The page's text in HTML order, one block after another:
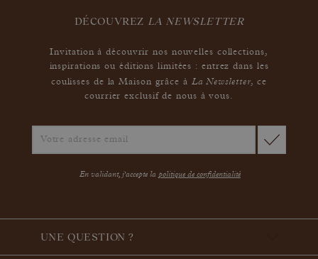
DÉCOUVREZ LA NEWSLETTER
Invitation à découvrir nos nouvelles collections,
inspirations ou éditions limitées : entrez dans les
coulisses de la Maison grâce à La Newsletter,ce
courrier exclusif de nous à vous.
En validant, j'accepte la politique de confidentialité
UNE QUESTION ?